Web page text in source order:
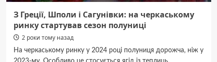
З Греції, Шполи і Сагунівки: на черкаському
ринку стартував сезон полуниці
2 роки тому назад
На черкаському ринку у 2024 році полуниця дорожча, ніж у